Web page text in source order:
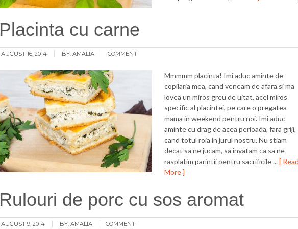
Placinta cu carne
AUGUST 16, 2014 BY: AMALIA COMMENT
Mmmmm placinta! Imi aduc aminte de
copilaria mea, cand veneam de afara si ma
lovea un miros greu de uitat, acel miros
specific al placintei, pe care o pregatea
mama in weekend pentru noi. Imi aduc
aminte cu drag de acea perioada, fara griji,
cand totul roia in jurul nostru. Nu stiam
decat sa ne jucam, sa invatam ca sa ne
rasplatim parintii pentru sacrificile ...[
More ]
Rulouri de porc cu sos aromat
AUGUST 9, 2014 BY: AMALIA COMMENT